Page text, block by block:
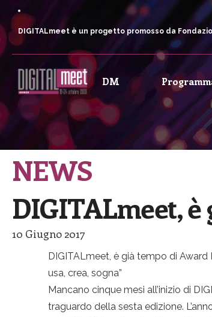
DIGITALmeet è un progetto promosso da
DM
NEWS
DIGITALmeet,
10 Giugno 2017
DIGITALmeet, è già tempo di Award
usa, crea, sogna”
Mancano cinque mesi all’inizio di
traguardo della sesta edizione.